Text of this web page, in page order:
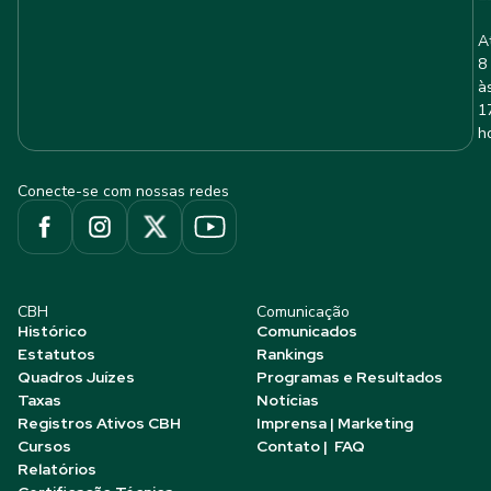
8
Conecte-se com nossas redes
CBH
Histórico
Estatutos
Quadros Juízes
Taxas
Registros Ativos CBH
Cursos
Relatórios
Comunicação
Comunicados
Rankings
Programas e Resultados
Notícias
Imprensa | Marketing
Contato | FAQ